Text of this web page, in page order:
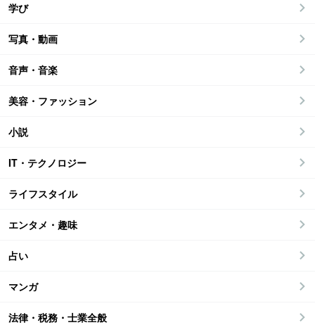
学び
写真・動画
音声・音楽
美容・ファッション
小説
IT・テクノロジー
ライフスタイル
エンタメ・趣味
占い
マンガ
法律・税務・士業全般